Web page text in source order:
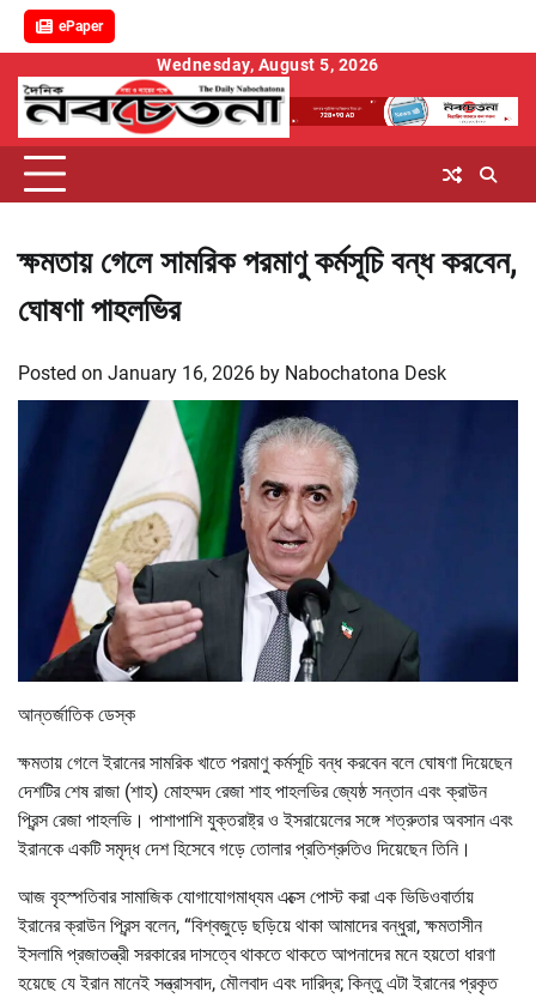
ePaper
content
Wednesday, August 5, 2026
ক্ষমতায় গেলে সামরিক পরমাণু কর্মসূচি বন্ধ করবেন,
ঘোষণা পাহলভির
Posted on January 16, 2026 by Nabochatona Desk
আন্তর্জাতিক ডেস্ক
ক্ষমতায় গেলে ইরানের সামরিক খাতে পরমাণু কর্মসূচি বন্ধ করবেন বলে ঘোষণা দিয়েছেন
দেশটির শেষ রাজা (শাহ) মোহম্মদ রেজা শাহ পাহলভির জ্যেষ্ঠ সন্তান এবং ক্রাউন
প্রিন্স রেজা পাহলভি। পাশাপাশি যুক্তরাষ্ট্র ও ইসরায়েলের সঙ্গে শত্রুতার অবসান এবং
ইরানকে একটি সমৃদ্ধ দেশ হিসেবে গড়ে তোলার প্রতিশ্রুতিও দিয়েছেন তিনি।
আজ বৃহস্পতিবার সামাজিক যোগাযোগমাধ্যম এক্সে পোস্ট করা এক ভিডিওবার্তায়
ইরানের ক্রাউন প্রিন্স বলেন, “বিশ্বজুড়ে ছড়িয়ে থাকা আমাদের বন্ধুরা, ক্ষমতাসীন
ইসলামি প্রজাতন্ত্রী সরকারের দাসত্বে থাকতে থাকতে আপনাদের মনে হয়তো ধারণা
হয়েছে যে ইরান মানেই সন্ত্রাসবাদ, মৌলবাদ এবং দারিদ্র; কিন্তু এটা ইরানের প্রকৃত